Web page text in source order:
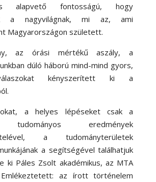
alapvető fontosságú, hogy
a nagyvilágnak, mi az, ami
Magyarországon született.
az órási mértékű aszály, a
dúló háború mind-mind gyors,
kényszerített ki a
a helyes lépéseket csak a
tudományos eredmények
a tudományterületek
a segítségével találhatjuk
ki Páles Zsolt akadémikus, az MTA
Emlékeztetett: az írott történelem